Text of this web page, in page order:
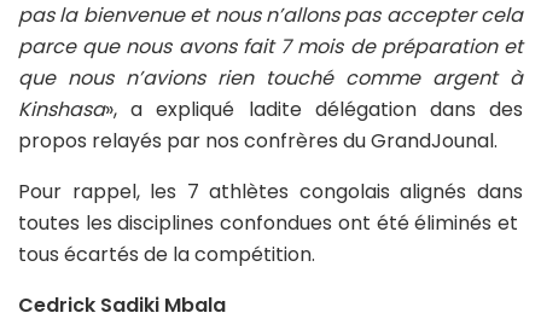
pas la bienvenue et nous n’allons pas accepter cela
parce que nous avons fait 7 mois de préparation et
que nous n’avions rien touché comme argent à
Kinshasa», a expliqué ladite délégation dans des
propos relayés par nos confrères du GrandJounal.
Pour rappel, les 7 athlètes congolais alignés dans
toutes les disciplines confondues ont été éliminés et
tous écartés de la compétition.
Cedrick Sadiki Mbala